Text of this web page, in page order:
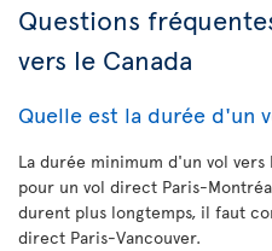
Questions
vers le Canada
Quelle est la durée d'un
La durée minimum d'un vol
pour un vol direct Paris-
durent plus longtemps, il faut
direct Paris-Vancouver.